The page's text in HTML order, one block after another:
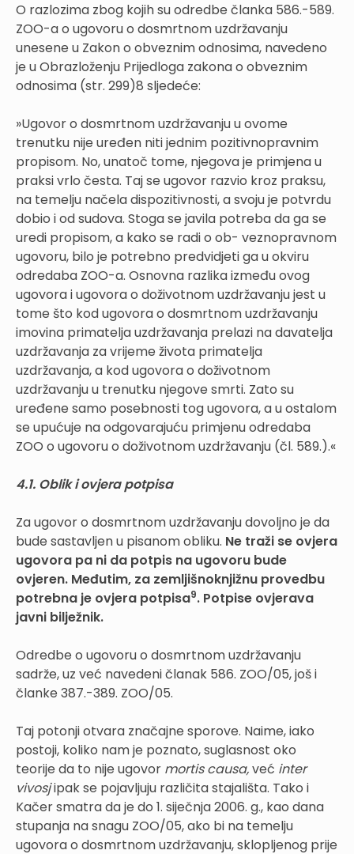
O razlozima zbog kojih su odredbe članka 586.-589.
ZOO-a o ugovoru o dosmrtnom uzdržavanju
unesene u Zakon o obveznim odnosima, navedeno
je u Obrazloženju Prijedloga zakona o obveznim
odnosima (str. 299)8 sljedeće:
»Ugovor o dosmrtnom uzdržavanju u ovome
trenutku nije uređen niti jednim pozitivnopravnim
propisom. No, unatoč tome, njegova je primjena u
praksi vrlo česta. Taj se ugovor razvio kroz praksu,
na temelju načela dispozitivnosti, a svoju je potvrdu
dobio i od sudova. Stoga se javila potreba da ga se
uredi propisom, a kako se radi o ob- veznopravnom
ugovoru, bilo je potrebno predvidjeti ga u okviru
odredaba ZOO-a. Osnovna razlika između ovog
ugovora i ugovora o doživotnom uzdržavanju jest u
tome što kod ugovora o dosmrtnom uzdržavanju
imovina primatelja uzdržavanja prelazi na davatelja
uzdržavanja za vrijeme života primatelja
uzdržavanja, a kod ugovora o doživotnom
uzdržavanju u trenutku njegove smrti. Zato su
uređene samo posebnosti tog ugovora, a u ostalom
se upućuje na odgovarajuću primjenu odredaba
ZOO o ugovoru o doživotnom uzdržavanju (čl. 589.).«
4.1. Oblik i ovjera potpisa
Za ugovor o dosmrtnom uzdržavanju dovoljno je da
bude sastavljen u pisanom obliku. Ne traži se ovjera
ugovora pa ni da potpis na ugovoru bude
ovjeren. Međutim, za zemljišnoknjižnu provedbu
potrebna je ovjera potpisa9. Potpise ovjerava
javni bilježnik.
Odredbe o ugovoru o dosmrtnom uzdržavanju
sadrže, uz već navedeni članak 586. ZOO/05, još i
članke 387.-389. ZOO/05.
Taj potonji otvara značajne sporove. Naime, iako
postoji, koliko nam je poznato, suglasnost oko
teorije da to nije ugovor mortis causa,već inter
vivosjipak se pojavljuju različita stajališta. Tako i
Kačer smatra da je do 1. siječnja 2006. g., kao dana
stupanja na snagu ZOO/05, ako bi na temelju
ugovora o dosmrtnom uzdržavanju, sklopljenog prije